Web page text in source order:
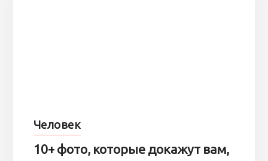
Человек
10+ фото, которые докажут вам,